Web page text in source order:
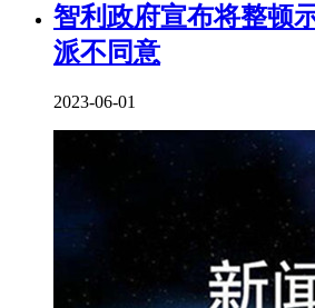
智利政府宣布将整顿
派不同意
2023-06-01